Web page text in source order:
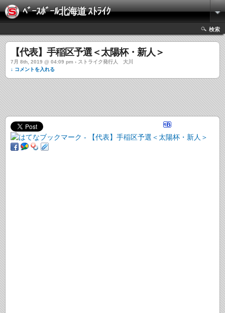
ﾍﾞｰｽﾎﾞｰﾙ北海道 ｽﾄﾗｲｸ
検索
【代表】手稲区予選＜太陽杯・新人＞
7月 8th, 2019 @ 04:09 pm › ストライク発行人 大川
↓ コメントを入れる